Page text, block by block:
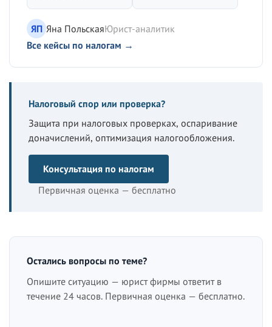
ЯП Яна ПольскаяЮрист-аналитик
Все кейсы по налогам →
Налоговый спор или проверка?
Защита при налоговых проверках, оспаривание
доначислений, оптимизация налогообложения.
Консультация по налогам
Первичная оценка — бесплатно
Остались вопросы по теме?
Опишите ситуацию — юрист фирмы ответит в
течение 24 часов. Первичная оценка — бесплатно.